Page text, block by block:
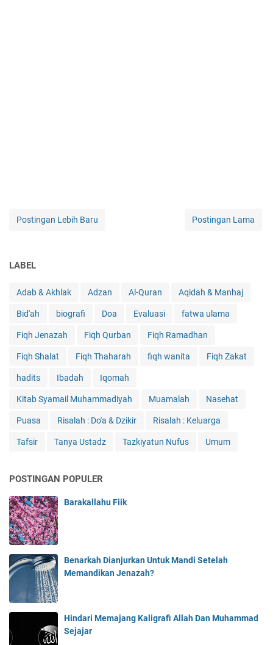
Postingan Lebih Baru Postingan Lama
LABEL
Adab & Akhlak Adzan Al-Quran Aqidah & Manhaj
Bid'ah biografi Doa Evaluasi fatwa ulama
Fiqh Jenazah Fiqh Qurban Fiqh Ramadhan
Fiqh Shalat Fiqh Thaharah fiqh wanita Fiqh Zakat
hadits Ibadah Iqomah
Kitab Syamail Muhammadiyah Muamalah Nasehat
Puasa Risalah : Do'a & Dzikir Risalah : Keluarga
Tafsir Tanya Ustadz Tazkiyatun Nufus Umum
POSTINGAN POPULER
Barakallahu Fiik
Benarkah Dianjurkan Untuk Mandi Setelah
Memandikan Jenazah?
Hindari Memajang Kaligrafi Allah Dan Muhammad
Sejajar